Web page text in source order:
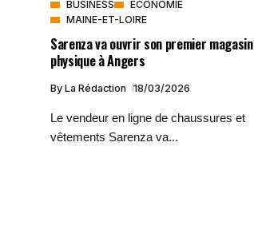
BUSINESS
ECONOMIE
MAINE-ET-LOIRE
Sarenza va ouvrir son premier magasin
physique à Angers
By La Rédaction 18/03/2026
Le vendeur en ligne de chaussures et
vêtements Sarenza va...